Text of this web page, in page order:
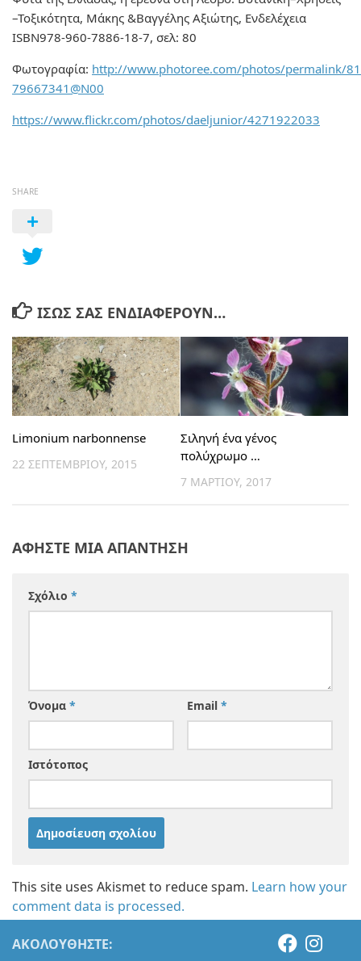
–Τοξικότητα, Μάκης &Βαγγέλης Αξιώτης, Ενδελέχεια
ISBN978-960-7886-18-7, σελ: 80
Φωτογραφία: http://www.photoree.com/photos/permalink/
79667341@N00
https://www.flickr.com/photos/daeljunior/4271922033
SHARE
ΊΣΩΣ ΣΑΣ ΕΝΔΙΑΦΈΡΟΥΝ…
Limonium narbonnense
22 ΣΕΠΤΕΜΒΡΊΟΥ, 2015
Σιληνή ένα γένος
πολύχρωμο …
7 ΜΑΡΤΊΟΥ, 2017
ΑΦΉΣΤΕ ΜΙΑ ΑΠΆΝΤΗΣΗ
Σχόλιο *
Όνομα * Email *
Ιστότοπος
This site uses Akismet to reduce spam. Learn how your
comment data is processed.
ΑΚΟΛΟΥΘΉΣΤΕ: